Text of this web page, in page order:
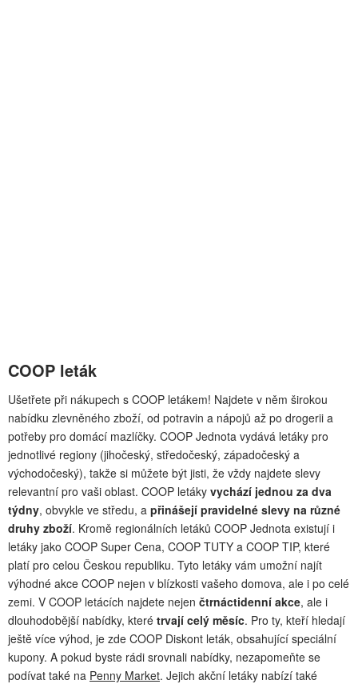
COOP leták
Ušetřete při nákupech s COOP letákem! Najdete v něm širokou
nabídku zlevněného zboží, od potravin a nápojů až po drogerii a
potřeby pro domácí mazlíčky. COOP Jednota vydává letáky pro
jednotlivé regiony (jihočeský, středočeský, západočeský a
východočeský), takže si můžete být jisti, že vždy najdete slevy
relevantní pro vaši oblast. COOP letáky vychází jednou za dva
týdny, obvykle ve středu, a přinášejí pravidelné slevy na různé
druhy zboží. Kromě regionálních letáků COOP Jednota existují i
letáky jako COOP Super Cena, COOP TUTY a COOP TIP, které
platí pro celou Českou republiku. Tyto letáky vám umožní najít
výhodné akce COOP nejen v blízkosti vašeho domova, ale i po celé
zemi. V COOP letácích najdete nejen čtrnáctidenní akce, ale i
dlouhodobější nabídky, které trvají celý měsíc. Pro ty, kteří hledají
ještě více výhod, je zde COOP Diskont leták, obsahující speciální
kupony. A pokud byste rádi srovnali nabídky, nezapomeňte se
podívat také na Penny Market. Jejich akční letáky nabízí také